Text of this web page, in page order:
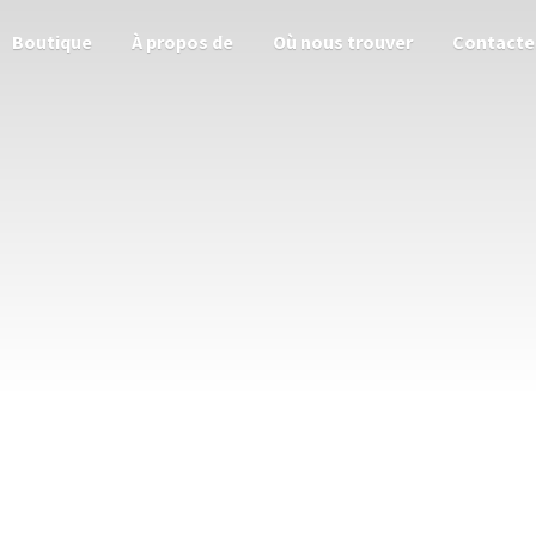
Boutique À propos de Où nous trouver